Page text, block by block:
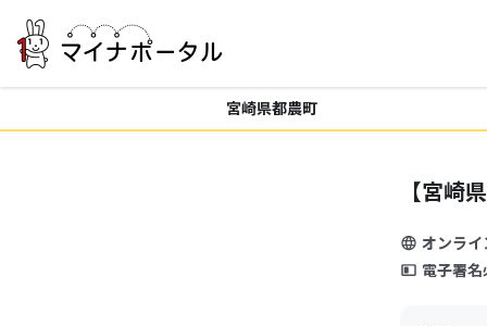
宮崎県都農町
【宮崎
オンラ
電子署